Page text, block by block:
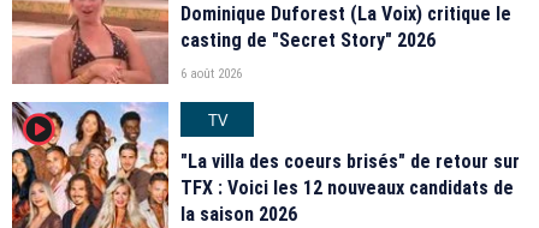
Dominique Duforest (La Voix) critique le
casting de "Secret Story" 2026
6 août 2026
player2
TV
"La villa des coeurs brisés" de retour sur
TFX : Voici les 12 nouveaux candidats de
la saison 2026